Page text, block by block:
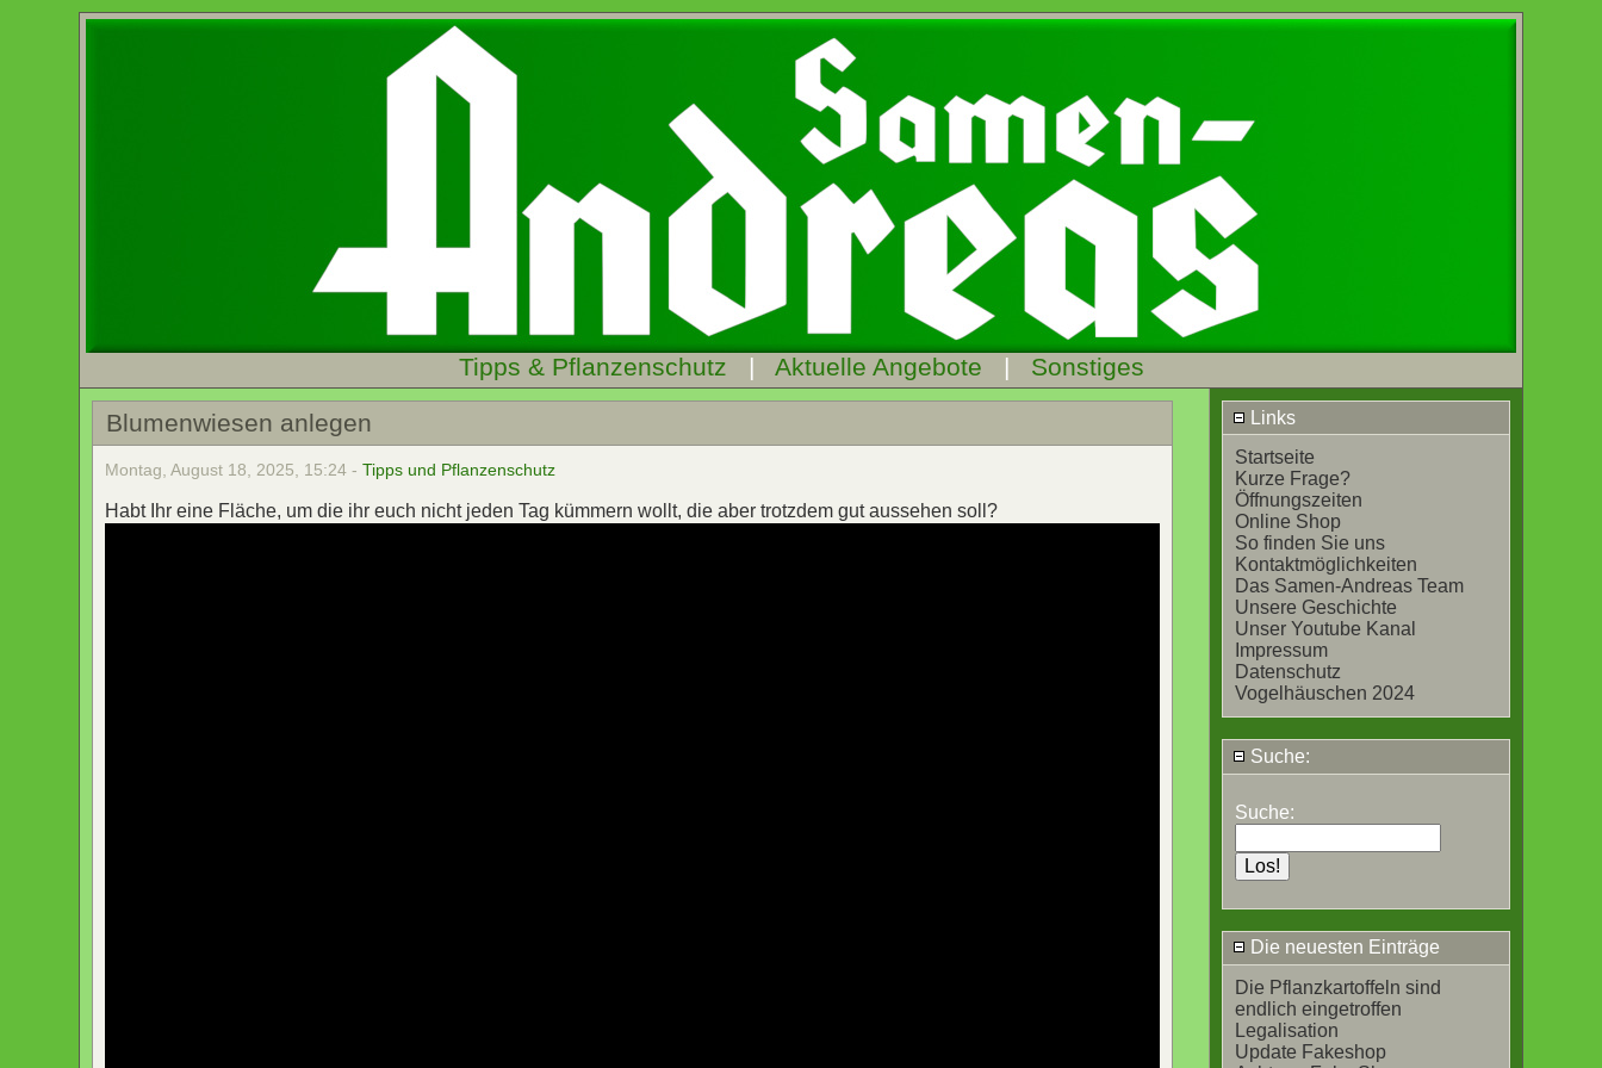
Tipps & Pflanzenschutz | Aktuelle Angebote | Sonstiges
Links
Startseite
Kurze Frage?
Öffnungszeiten
Online Shop
So finden Sie uns
Kontaktmöglichkeiten
Das Samen-Andreas Team
Unsere Geschichte
Unser Youtube Kanal
Impressum
Datenschutz
Vogelhäuschen 2024
Suche:
Suche:
Die neuesten Einträge
Die Pflanzkartoffeln sind
endlich eingetroffen
Legalisation
Update Fakeshop
Blumenwiesen anlegen
Montag, August 18, 2025, 15:24 -Tipps und Pflanzenschutz
Habt Ihr eine Fläche, um die ihr euch nicht jeden Tag kümmern wollt, die aber trotzdem gut aussehen soll?